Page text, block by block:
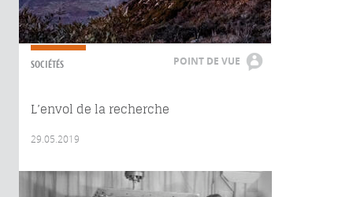
SOCIÉTÉS POINT DE VUE
L’envol de la recherche
29.05.2019